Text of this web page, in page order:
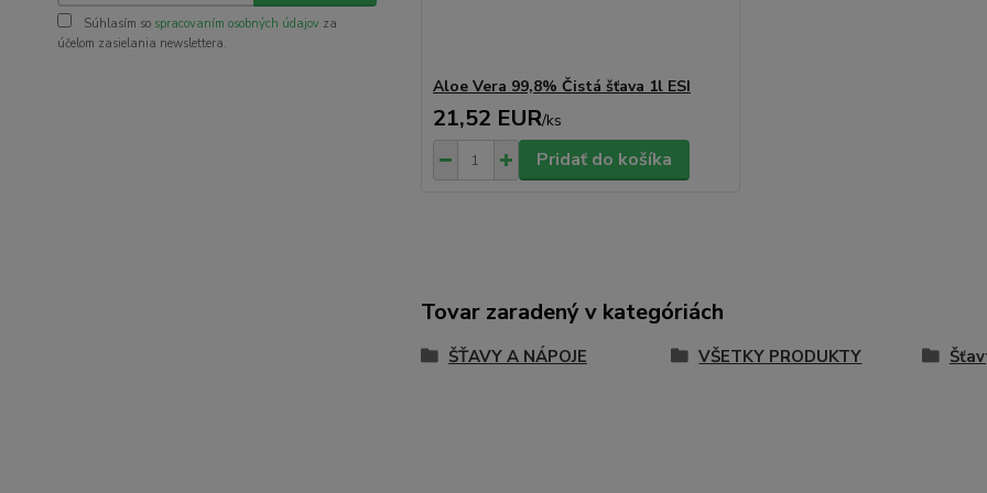
Súhlasím so spracovaním osobných údajov za
účelom zasielania newslettera.
Aloe Vera 99,8% Čistá šťava 1l ESI
21,52 EUR/ks
Pridať do košíka
Tovar zaradený v kategóriách
ŠŤAVY A NÁPOJE VŠETKY PRODUKTY